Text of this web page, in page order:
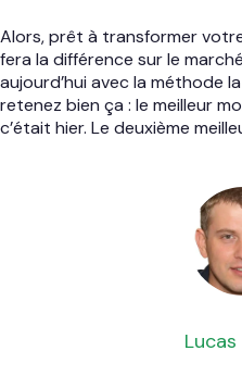
Alors, prêt à transformer
fera la différence sur le
aujourd’hui avec la méthode
retenez bien ça : le meilleur
c’était hier. Le deuxième